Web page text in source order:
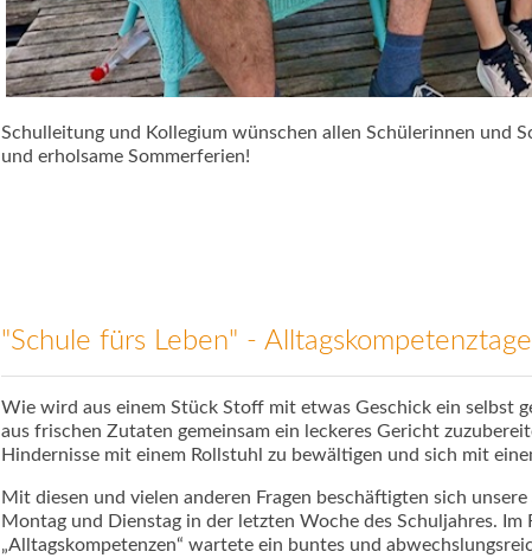
Schulleitung und Kollegium wünschen allen Schülerinnen und
und erholsame Sommerferien!
"Schule fürs Leben" -
Wie wird aus einem Stück Stoff mit etwas Geschick ein selbst
aus frischen Zutaten gemeinsam ein leckeres Gericht
Hindernisse mit einem Rollstuhl zu bewältigen und sich mit
Mit diesen und vielen anderen Fragen beschäftigten sich
Montag und Dienstag in der letzten Woche des Schuljahres. Im
„Alltagskompetenzen“ wartete ein buntes und